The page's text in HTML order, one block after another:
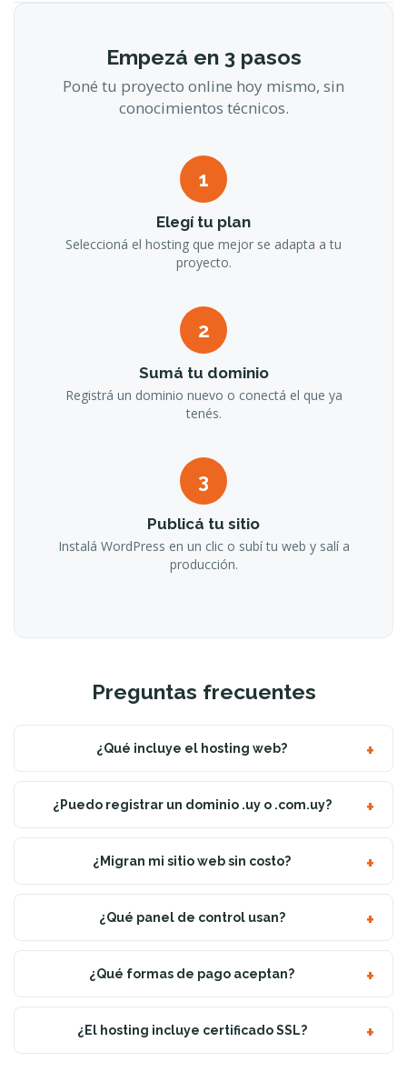
Empezá en 3 pasos
Poné tu proyecto online hoy mismo, sin
conocimientos técnicos.
1
Elegí tu plan
Seleccioná el hosting que mejor se adapta a tu
proyecto.
2
Sumá tu dominio
Registrá un dominio nuevo o conectá el que ya
tenés.
3
Publicá tu sitio
Instalá WordPress en un clic o subí tu web y salí a
producción.
Preguntas frecuentes
¿Qué incluye el hosting web?
¿Puedo registrar un dominio .uy o .com.uy?
¿Migran mi sitio web sin costo?
¿Qué panel de control usan?
¿Qué formas de pago aceptan?
¿El hosting incluye certificado SSL?